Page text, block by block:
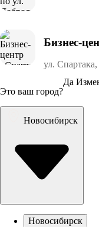
Бизнес-
ул. Спартака,
Это ваш город?
Да
Новосибирск
Новосибирск